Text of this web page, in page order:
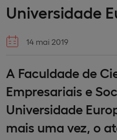
Universidade
14 mai 2019
A Faculdade de
Empresariais e
Universidade
mais uma vez, o